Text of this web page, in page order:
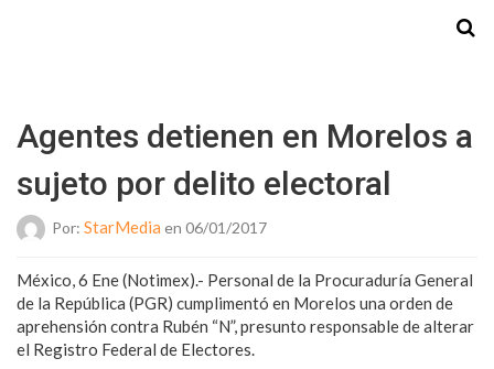
Agentes detienen en Morelos a
sujeto por delito electoral
Por: StarMedia en 06/01/2017
México, 6 Ene (Notimex).- Personal de la Procuraduría General
de la República (PGR) cumplimentó en Morelos una orden de
aprehensión contra Rubén “N”, presunto responsable de alterar
el Registro Federal de Electores.